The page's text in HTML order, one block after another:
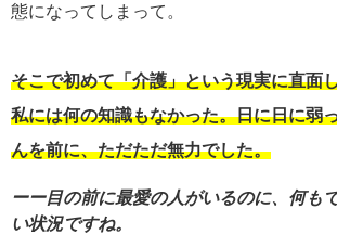
態になってしまって。
そこで初めて「介護」という現実に直面
私には何の知識もなかった。日に日に弱
んを前に、ただただ無力でした。
ーー目の前に最愛の人がいるのに、何
い状況ですね。